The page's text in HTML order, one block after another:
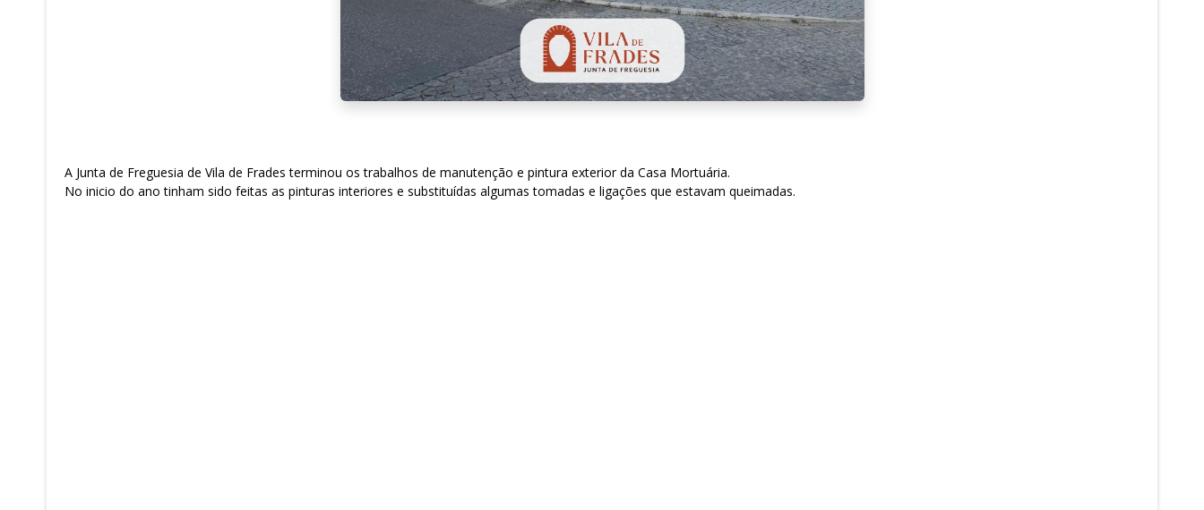
A Junta de Freguesia de Vila de Frades terminou os trabalhos de manutenção e pintura exterior da Casa Mortuária.
No inicio do ano tinham sido feitas as pinturas interiores e substituídas algumas tomadas e ligações que estavam queimadas.